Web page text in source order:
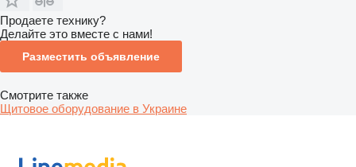
Продаете технику?
Делайте это вместе с нами!
Разместить объявление
Смотрите также
Щитовое оборудование в Украине